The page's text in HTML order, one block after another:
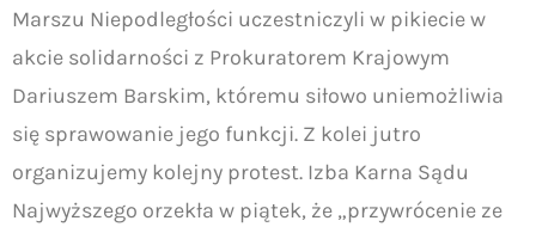
Marszu Niepodległości uczestniczyli w pikiecie w
akcie solidarności z Prokuratorem Krajowym
Dariuszem Barskim, któremu siłowo uniemożliwia
się sprawowanie jego funkcji. Z kolei jutro
organizujemy kolejny protest. Izba Karna Sądu
Najwyższego orzekła w piątek, że „przywrócenie ze